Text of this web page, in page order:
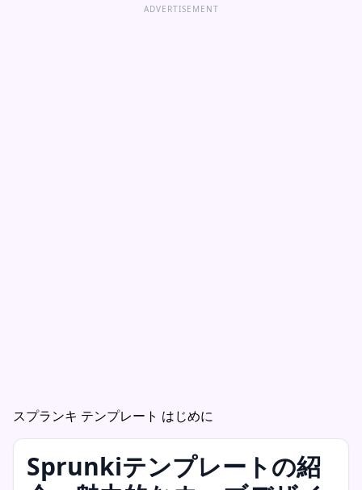
ADVERTISEMENT
スプランキ テンプレート はじめに
Sprunkiテンプレートの紹